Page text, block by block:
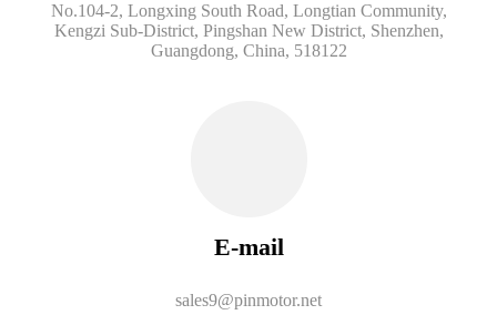
No.104-2, Longxing South Road, Longtian Community,
Kengzi Sub-District, Pingshan New District, Shenzhen,
Guangdong, China, 518122
E-mail
sales9@pinmotor.net